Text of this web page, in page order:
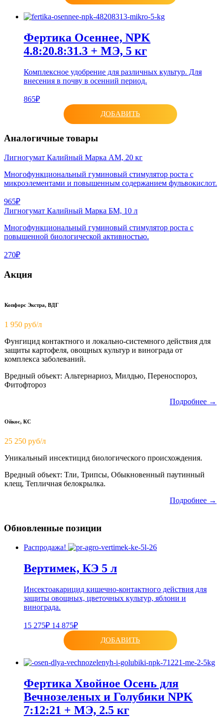
Фертика Осеннее, NPK
4.8:20.8:31.3 + МЭ, 5 кг
Комплексное удобрение для различных культур. Для
внесения в почву в осенний период.
865₽
ДОБАВИТЬ
Аналогичные товары
Лигногумат Калийный Марка АМ, 20 кг
Многофункциональный гуминовый стимулятор роста с
микроэлементами и повышенным содержанием фульвокислот.
965₽
Лигногумат Калийный Марка БМ, 10 л
Многофункциональный гуминовый стимулятор роста с
повышенной биологической активностью.
270₽
Акция
Копфорс Экстра, ВДГ
1 950 руб/л
Фунгицид контактного и локально-системного действия для
защиты картофеля, овощных культур и винограда от
комплекса заболеваний.
Вредный объект: Альтернариоз, Милдью, Переноспороз,
Фитофтороз
Подробнее →
Ойкос, КС
25 250 руб/л
Уникальный инсектицид биологического происхождения.
Вредный объект: Тли, Трипсы, Обыкновенный паутинный
клещ, Тепличная белокрылка.
Подробнее →
Обновленные позиции
Распродажа!
Вертимек, КЭ 5 л
Инсектоакарицид кишечно-контактного действия для
защиты овощных, цветочных культур, яблони и
винограда.
15 275₽ 14 875₽
ДОБАВИТЬ
Фертика Хвойное Осень для
Вечнозеленых и Голубики NPK
7:12:21 + МЭ, 2.5 кг